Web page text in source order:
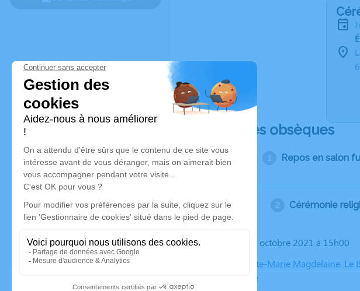
Déroulé des obsèques
Repos en salon
Cérémonie
Le jeudi 21 octobre 2021 à 15h00
Église Sainte-Marie Magdelaine, Le
Aigueperse